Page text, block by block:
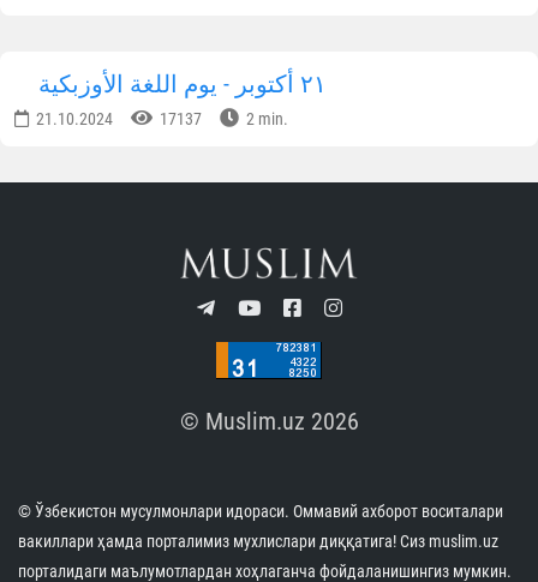
٢١ أكتوبر - يوم اللغة الأوزبكية
21.10.2024 17137 2 min.
© Muslim.uz 2026
© Ўзбекистон мусулмонлари идораси. Оммавий ахборот воситалари
вакиллари ҳамда порталимиз мухлислари диққатига! Сиз muslim.uz
порталидаги маълумотлардан хоҳлаганча фойдаланишингиз мумкин.